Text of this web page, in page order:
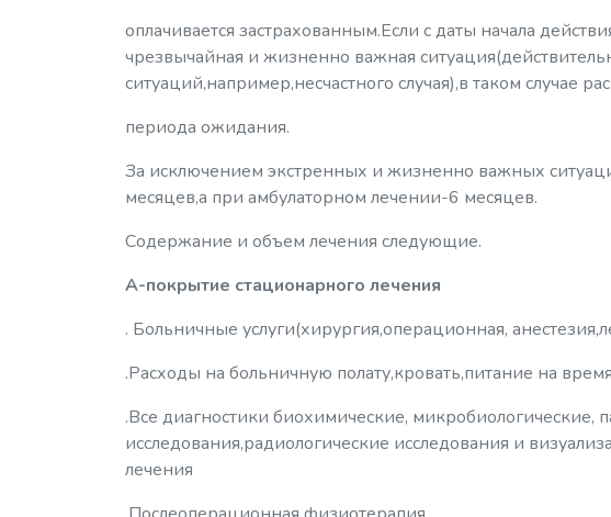
оплачивается застрахованным.Если с даты начала
чрезвычайная и жизненно важная
ситуаций,например,несчастного случая),в таком случае
периода ожидания.
За исключением экстренных и жизненно важных
месяцев,а при амбулаторном лечении-6 месяцев.
Содержание и объем лечения следующие.
А-покрытие стационарного лечения
. Больничные услуги(хирургия,операционная,
.Расходы на больничную полату,кровать,питание на
.Все диагностики биохимические, микробиологические,
исследования,радиологические исследования и
лечения